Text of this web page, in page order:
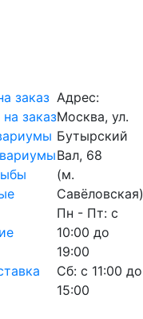
заказ
заказ
Адрес:
Москва, ул.
Бутырский
Вал, 68
(м.
Савёловская)
Пн - Пт: с
10:00 до
19:00
Сб: с 11:00 до
15:00